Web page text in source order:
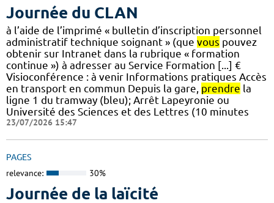
Journée du CLAN
à l’aide de l’imprimé « bulletin d’inscription personnel
administratif technique soignant » (que vous pouvez
obtenir sur Intranet dans la rubrique « formation
continue ») à adresser au Service Formation [...] €
Visioconférence : à venir Informations pratiques Accès
en transport en commun Depuis la gare, prendre la
ligne 1 du tramway (bleu); Arrêt Lapeyronie ou
Université des Sciences et des Lettres (10 minutes
23/07/2026 15:47
PAGES
relevance: 30%
Journée de la laïcité